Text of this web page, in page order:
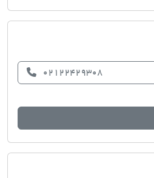
02122429308